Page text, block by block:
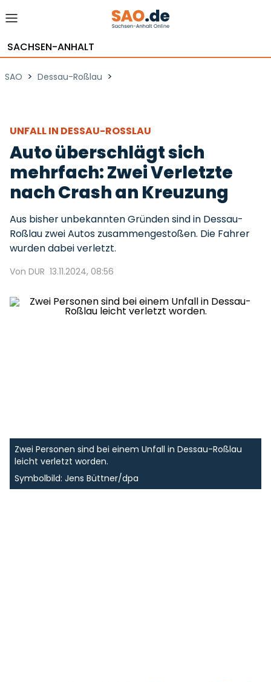
SACHSEN-ANHALT
SAO > Dessau-Roßlau >
UNFALL IN DESSAU-ROSSLAU
Auto überschlägt sich
mehrfach: Zwei Verletzte
nach Crash an Kreuzung
Aus bisher unbekannten Gründen sind in Dessau-
Roßlau zwei Autos zusammengestoßen. Die Fahrer
wurden dabei verletzt.
Von DUR 13.11.2024, 08:56
Zwei Personen sind bei einem Unfall in Dessau-Roßlau
leicht verletzt worden.
Symbolbild: Jens Büttner/dpa